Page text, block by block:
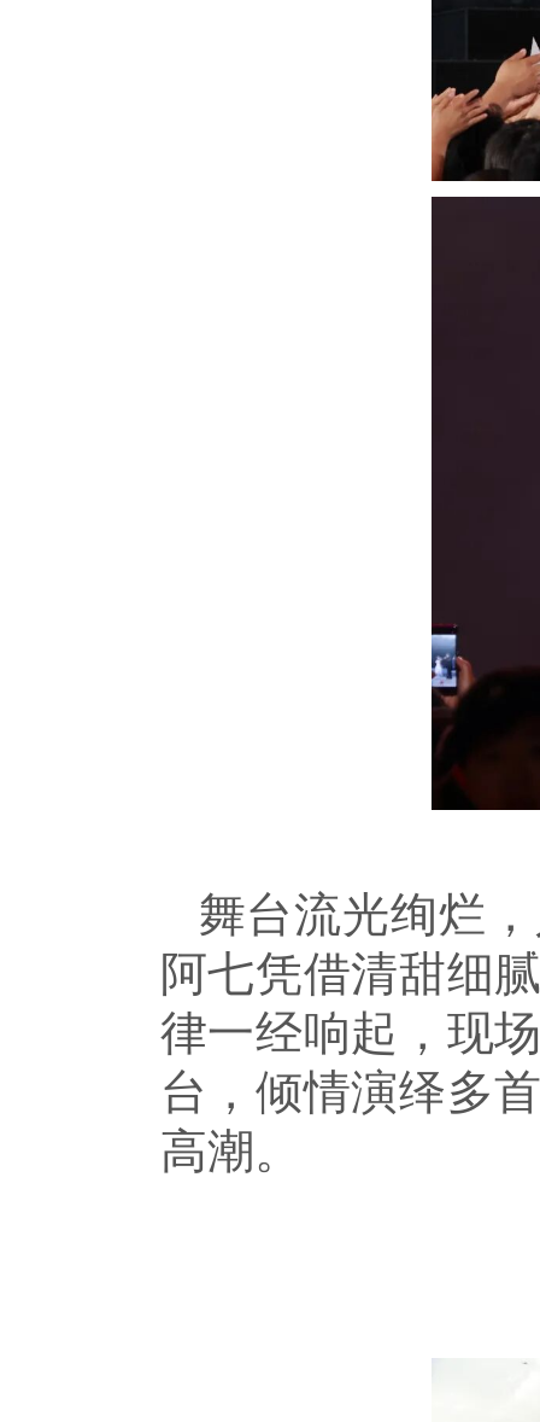
舞台流光绚烂
阿七凭借清甜细
律一经响起，现
台，倾情演绎多
高潮。